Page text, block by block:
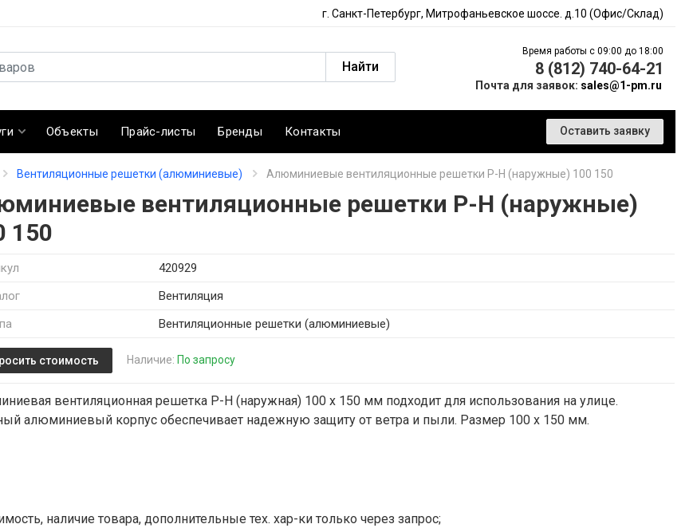
г. Санкт-Петербург, Митрофаньевское шоссе. д.10 (Офис/Склад)
Найти
Время работы с 09:00 до 18:00
8 (812) 740-64-21
Почта для заявок: sales@1-pm.ru
Объекты Прайс-листы Бренды Контакты Оставить заявку
Вентиляционные решетки (алюминиевые) Алюминиевые вентиляционные решетки Р-Н (наружные) 100 150
вентиляционные решетки Р-Н (наружные)
150
420929
Вентиляция
Вентиляционные решетки (алюминиевые)
стоимость Наличие: По запросу
вентиляционная решетка Р-Н (наружная) 100 х 150 мм подходит для использования на улице.
алюминиевый корпус обеспечивает надежную защиту от ветра и пыли. Размер 100 х 150 мм.
наличие товара, дополнительные тех. хар-ки только через запрос;